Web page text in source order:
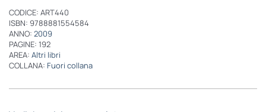
CODICE: ART440
ISBN: 9788881554584
ANNO: 2009
PAGINE: 192
AREA: Altri libri
COLLANA: Fuori collana